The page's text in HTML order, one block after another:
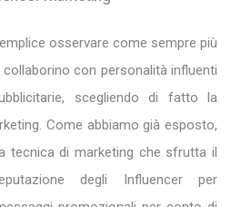
osservare come sempre più
con personalità influenti
scegliendo di fatto la
Come abbiamo già esposto,
tecnica di marketing che sfrutta il
degli Influencer per